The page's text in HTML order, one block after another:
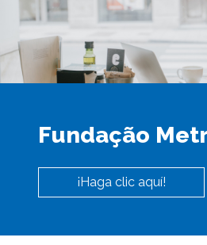
Fundação
¡Haga clic aquí!